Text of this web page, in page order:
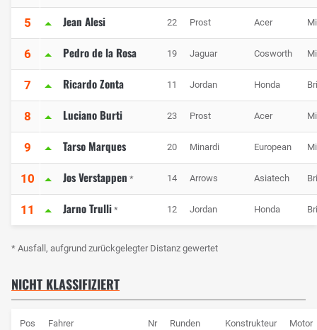
5 Jean Alesi 22 Prost Acer
6 Pedro de la Rosa 19 Jaguar Cosworth
7 Ricardo Zonta 11 Jordan Honda
8 Luciano Burti 23 Prost Acer
9 Tarso Marques 20 Minardi European
10 Jos Verstappen * 14 Arrows Asiatech
11 Jarno Trulli * 12 Jordan Honda
* Ausfall, aufgrund zurückgelegter Distanz gewertet
NICHT KLASSIFIZIERT
Pos Fahrer Nr Runden Konstrukteur Motor